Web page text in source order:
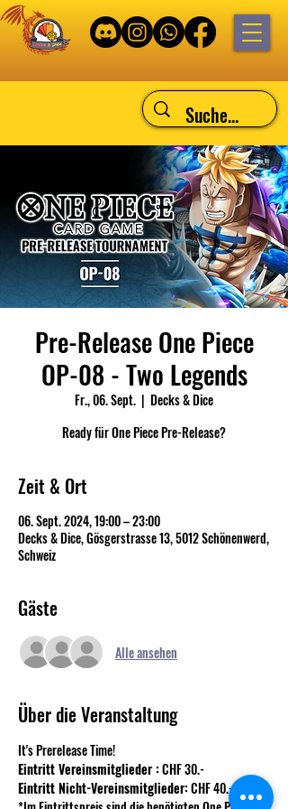
Pre-Release One Piece
OP-08 - Two Legends
Fr., 06. Sept.
  |
Decks & Dice
Ready für One Piece Pre-Release?
Zeit & Ort
06. Sept. 2024, 19:00 – 23:00
Decks & Dice, Gösgerstrasse 13, 5012 Schönenwerd,
Schweiz
Gäste
Alle ansehen
Über die Veranstaltung
It's Prerelease Time!
Eintritt Vereinsmitglieder : CHF 30.-
Eintritt Nicht-Vereinsmitglieder: CHF 40.-